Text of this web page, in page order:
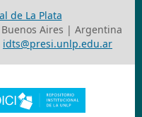
de La Plata
Aires | Argentina
idts@presi.unlp.edu.ar